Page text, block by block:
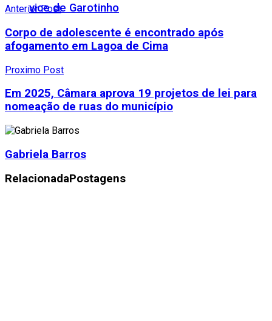
vice de Garotinho
Anterior Post
Corpo de adolescente é encontrado após
afogamento em Lagoa de Cima
Proximo Post
Em 2025, Câmara aprova 19 projetos de lei para
nomeação de ruas do município
Gabriela Barros
RelacionadaPostagens